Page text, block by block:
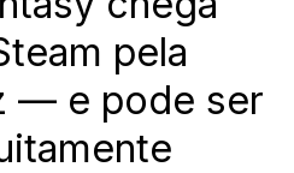
pela
— e pode ser